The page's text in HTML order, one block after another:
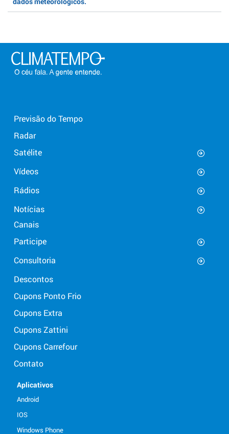
Previsão do Tempo
Radar
Satélite
Vídeos
Rádios
Notícias
Canais
Participe
Consultoria
Descontos
Cupons Ponto Frio
Cupons Extra
Cupons Zattini
Cupons Carrefour
Contato
Aplicativos
Android
IOS
Windows Phone